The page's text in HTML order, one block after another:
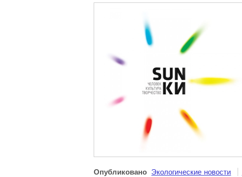
Опубликовано Экологические новости